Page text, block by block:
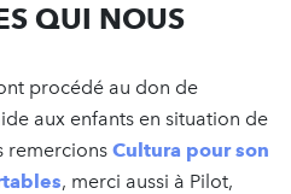
QUI NOUS
procédé au don de
aux enfants en situation de
remercions Cultura pour son
, merci aussi à Pilot,